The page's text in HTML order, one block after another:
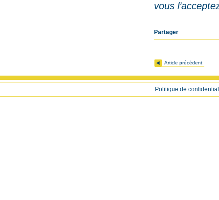
vous
Partager
Article précédent
Politique de